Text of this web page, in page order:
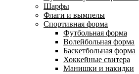
Шарфы
Флаги и вымпелы
Спортивная форма
Футбольная форма
Волейбольная форма
Баскетбольная форма
Хоккейные свитера
Манишки и накидки